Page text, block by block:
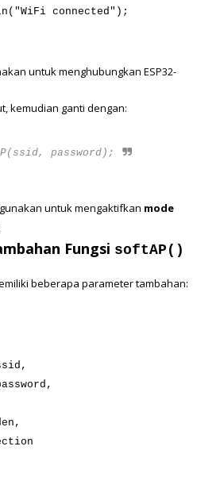
connected");
untuk menghubungkan ESP32-
kemudian ganti dengan:
password);
untuk mengaktifkan mode
Fungsi softAP()
beberapa parameter tambahan: